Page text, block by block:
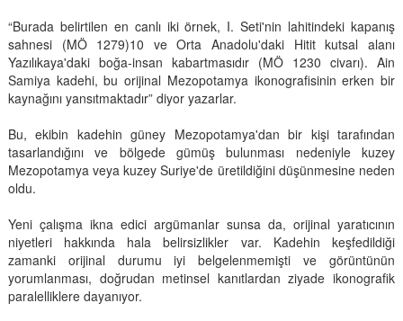
“Burada belirtilen en canlı iki örnek, I. Seti'nin lahitindeki kapanış
sahnesi (MÖ 1279)10 ve Orta Anadolu'daki Hitit kutsal alanı
Yazılıkaya'daki boğa-insan kabartmasıdır (MÖ 1230 civarı). Ain
Samiya kadehi, bu orijinal Mezopotamya ikonografisinin erken bir
kaynağını yansıtmaktadır” diyor yazarlar.
Bu, ekibin kadehin güney Mezopotamya'dan bir kişi tarafından
tasarlandığını ve bölgede gümüş bulunması nedeniyle kuzey
Mezopotamya veya kuzey Suriye'de üretildiğini düşünmesine neden
oldu.
Yeni çalışma ikna edici argümanlar sunsa da, orijinal yaratıcının
niyetleri hakkında hala belirsizlikler var. Kadehin keşfedildiği
zamanki orijinal durumu iyi belgelenmemişti ve görüntünün
yorumlanması, doğrudan metinsel kanıtlardan ziyade ikonografik
paralelliklere dayanıyor.